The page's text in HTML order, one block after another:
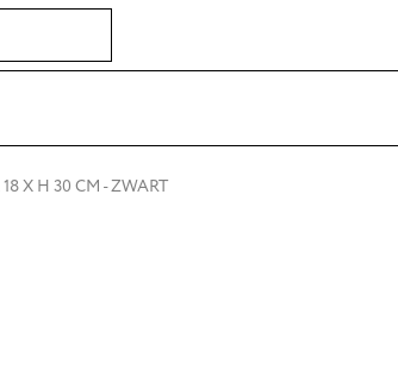
X H 30 CM - ZWART